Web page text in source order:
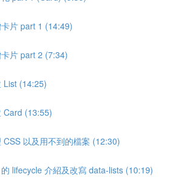
片 part 1 (14:49)
片 part 2 (7:34)
List (14:25)
Card (13:55)
CSS 以及用不到的檔案 (12:30)
lifecycle 介紹及改寫 data-lists (10:19)